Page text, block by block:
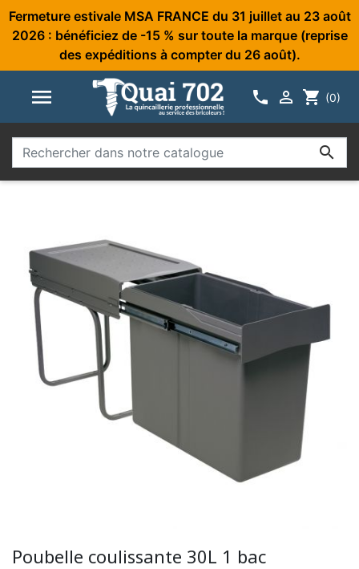
Fermeture estivale MSA FRANCE du 31 juillet au 23 août
2026 : bénéficiez de -15 % sur toute la marque (reprise
des expéditions à compter du 26 août).
   shopping_cart (0)

Poubelle coulissante 30L 1 bac